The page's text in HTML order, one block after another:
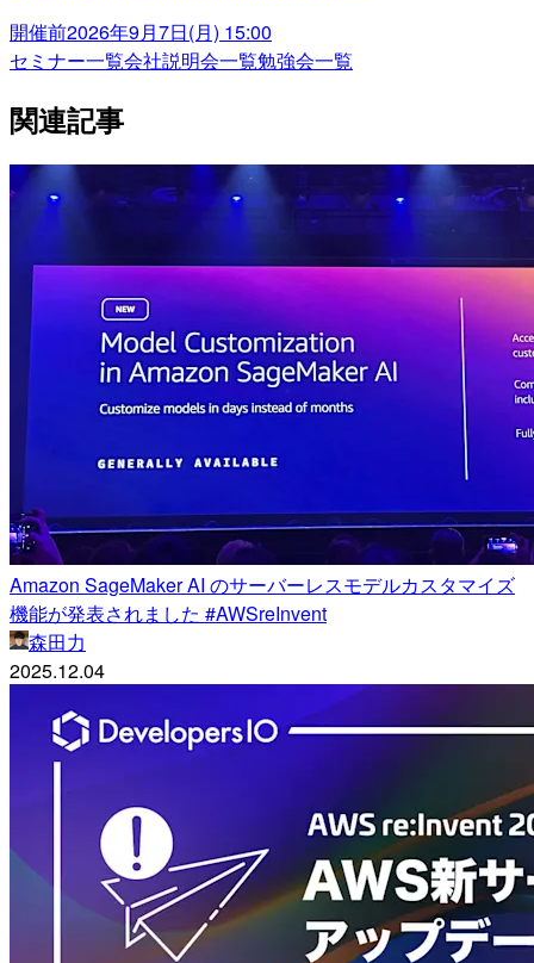
開催前2026年9月7日(月) 15:00
セミナー一覧会社説明会一覧勉強会一覧
関連記事
Amazon SageMaker AI のサーバーレスモデルカスタマイズ
機能が発表されました #AWSreInvent
森田力
2025.12.04